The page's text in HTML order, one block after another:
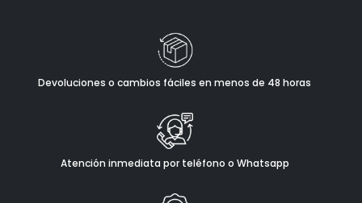
Devoluciones o cambios fáciles en menos de 48 horas
Atención inmediata por teléfono o Whatsapp